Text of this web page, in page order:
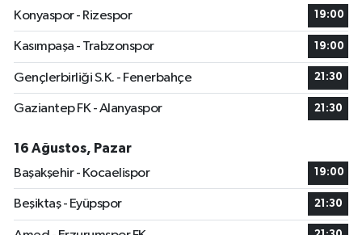
Konyaspor - Rizespor
19:00
Kasımpaşa - Trabzonspor 19:00
Gençlerbirliği S.K. - Fenerbahçe 21:30
Gaziantep FK - Alanyaspor 21:30
16 Ağustos, Pazar
Başakşehir - Kocaelispor
19:00
Beşiktaş - Eyüpspor 21:30